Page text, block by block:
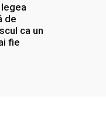
de
ca un
fie